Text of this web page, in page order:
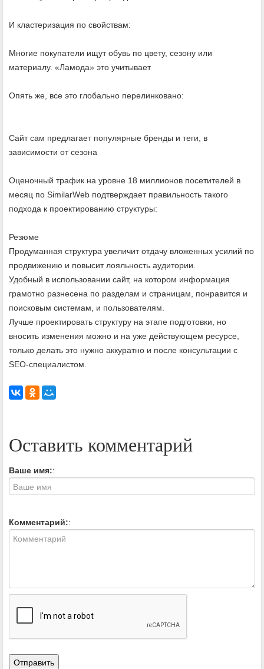
И кластеризация по свойствам:
Многие покупатели ищут обувь по цвету, сезону или
материалу. «Ламода» это учитывает
Опять же, все это глобально перелинковано:
Сайт сам предлагает популярные бренды и теги, в
зависимости от сезона
Оценочный трафик на уровне 18 миллионов посетителей в
месяц по SimilarWeb подтверждает правильность такого
подхода к проектированию структуры:
Резюме
Продуманная структура увеличит отдачу вложенных усилий по
продвижению и повысит лояльность аудитории.
Удобный в использовании сайт, на котором информация
грамотно разнесена по разделам и страницам, понравится и
поисковым системам, и пользователям.
Лучше проектировать структуру на этапе подготовки, но
вносить изменения можно и на уже действующем ресурсе,
только делать это нужно аккуратно и после консультации с
SEO-специалистом.
Оставить комментарий
Ваше имя::
Комментарий::